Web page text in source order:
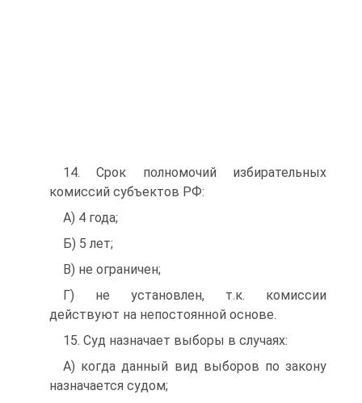
14. Срок полномочий избирательных
комиссий субъектов РФ:
A) 4 года;
Б) 5 лет;
B) не ограничен;
Г) не установлен, т.к. комиссии
действуют на непостоянной основе.
15. Суд назначает выборы в случаях:
A) когда данный вид выборов по закону
назначается судом;